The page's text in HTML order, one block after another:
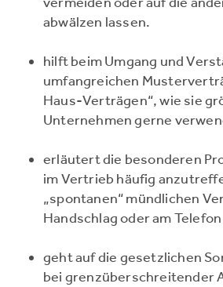
abwälzen lassen.
hilft beim Umgang und
umfangreichen
Haus-Verträgen“, wie sie
Unternehmen gerne
erläutert die besonderen
im Vertrieb häufig
„spontanen“ mündlichen
Handschlag oder am
geht auf die gesetzlichen
bei grenzüberschreitender